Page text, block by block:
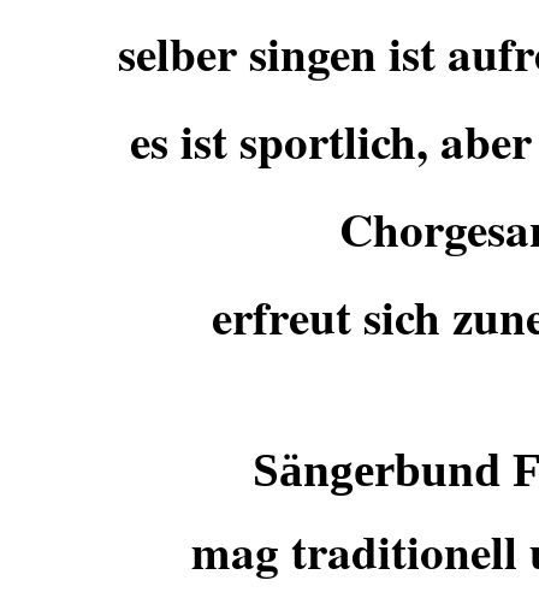
selber singen ist
es ist sportlich,
erfreut sich
Sängerbund
mag traditionell